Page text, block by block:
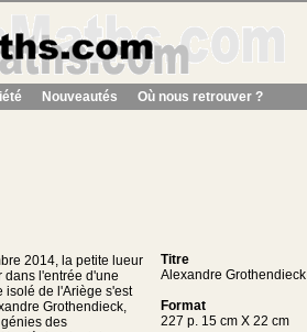
Nouveautés Où nous retrouver ?
2014, la petite lueur
dans l'entrée d'une
isolé de l'Ariège s'est
Grothendieck,
des
Titre
Alexandre Grothendieck
Format
227 p. 15 cm X 22 cm